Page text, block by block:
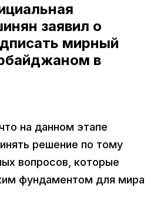
заявил о
мирный
в
на данном этапе
решение по тому
вопросов, которые
фундаментом для мира